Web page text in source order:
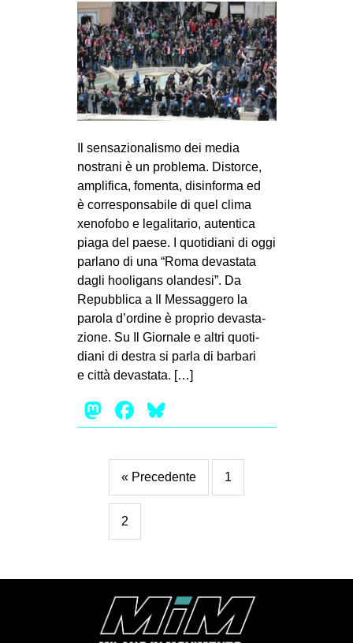
Il sen­sa­zio­na­li­smo dei media
nostrani è un pro­blema. Distorce,
ampli­fica, fomenta, disin­forma ed
è cor­re­spon­sa­bile di quel clima
xeno­fobo e lega­li­ta­rio, auten­tica
piaga del paese. I quo­ti­diani di oggi
par­lano di una “Roma deva­stata
dagli hoo­li­gans olan­desi”. Da
Repub­blica a Il Mes­sag­gero la
parola d’ordine è pro­prio deva­sta­
zione. Su Il Gior­nale e altri quo­ti­
diani di destra si parla di bar­bari
e città deva­stata. […]
Mastodon
Facebook
« Precedente 1
2